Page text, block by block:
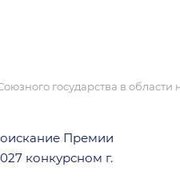
государства в области
Премии
конкурсном г.